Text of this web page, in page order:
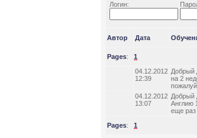
Логин:
Автор Дата
Pages: 1
04.12.2012
12:39
Добрый
на 2
04.12.2012
13:07
Добрый
Англию
еще раз
Pages: 1